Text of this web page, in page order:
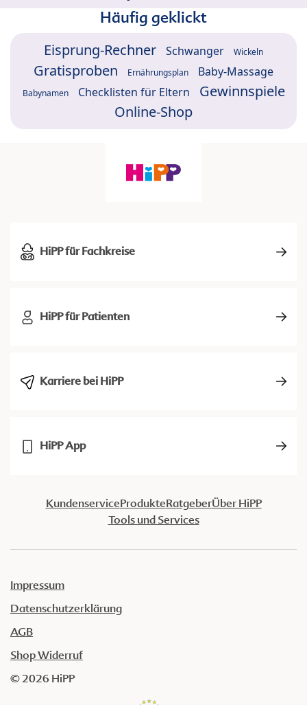
Häufig geklickt
Eisprung-Rechner Schwanger Wickeln
Gratisproben Ernährungsplan Baby-Massage
Babynamen Checklisten für Eltern
Gewinnspiele
Online-Shop
HiPP für Fachkreise
HiPP für Patienten
Karriere bei HiPP
HiPP App
KundenserviceProdukteRatgeberÜber HiPP
Tools und Services
Impressum
Datenschutzerklärung
AGB
Shop Widerruf
© 2026 HiPP